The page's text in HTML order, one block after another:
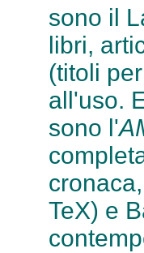
sono il
libri,
(titoli
all'uso.
sono l'
TeX) e